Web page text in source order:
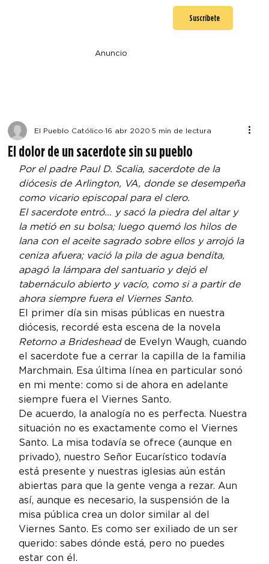
Suscríbete
Anuncio
El dolor de un sacerdote sin su pueblo
El Pueblo Católico 16 abr 2020 5 min de lectura
Por el padre Paul D. Scalia, sacerdote de la
diócesis de Arlington, VA, donde se desempeña
como vicario episcopal para el clero.
El sacerdote entró… y sacó la piedra del altar y
la metió en su bolsa; luego quemó los hilos de
lana con el aceite sagrado sobre ellos y arrojó la
ceniza afuera; vació la pila de agua bendita,
apagó la lámpara del santuario y dejó el
tabernáculo abierto y vacío, como si a partir de
ahora siempre fuera el Viernes Santo.
El primer día sin misas públicas en nuestra
diócesis, recordé esta escena de la novela
Retorno a Brideshead de Evelyn Waugh, cuando
el sacerdote fue a cerrar la capilla de la familia
Marchmain. Esa última línea en particular sonó
en mi mente: como si de ahora en adelante
siempre fuera el Viernes Santo.
De acuerdo, la analogía no es perfecta. Nuestra
situación no es exactamente como el Viernes
Santo. La misa todavía se ofrece (aunque en
privado), nuestro Señor Eucarístico todavía
está presente y nuestras iglesias aún están
abiertas para que la gente venga a rezar. Aun
así, aunque es necesario, la suspensión de la
misa pública crea un dolor similar al del
Viernes Santo. Es como ser exiliado de un ser
querido: sabes dónde está, pero no puedes
estar con él.